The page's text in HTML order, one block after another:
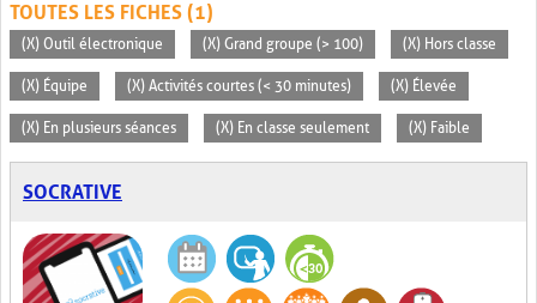
TOUTES LES FICHES (1)
(X) Outil électronique (X) Grand groupe (> 100) (X) Hors classe
(X) Équipe (X) Activités courtes (< 30 minutes) (X) Élevée
(X) En plusieurs séances (X) En classe seulement (X) Faible
SOCRATIVE